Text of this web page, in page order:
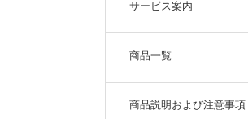
サービス案内
商品一覧
商品説明および注意事項